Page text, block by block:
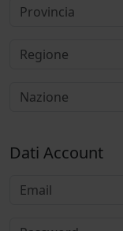
Dati Account